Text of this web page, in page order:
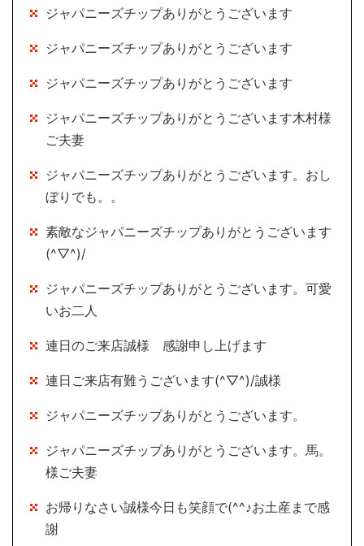
ジャパニーズチップありがとうございます
ジャパニーズチップありがとうございます
ジャパニーズチップありがとうございます
ジャパニーズチップありがとうございます木村様
ご夫妻
ジャパニーズチップありがとうございます。おし
ぼりでも。。
素敵なジャパニーズチップありがとうございます
(^▽^)/
ジャパニーズチップありがとうございます。可愛
いお二人
連日のご来店誠様 感謝申し上げます
連日ご来店有難うございます(^▽^)/誠様
ジャパニーズチップありがとうございます。
ジャパニーズチップありがとうございます。馬。
様ご夫妻
お帰りなさい誠様今日も笑顔で(^^♪お土産まで感
謝